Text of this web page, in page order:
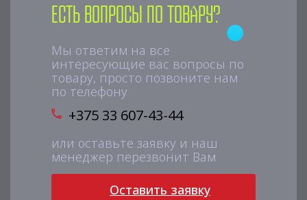
Есть вопросы по товару?
Мы ответим на все
интересующие вас вопросы по
товару, просто позвоните нам
по телефону
+375 33 607-43-44
или оставьте заявку и наш
менеджер перезвонит Вам
Оставить заявку